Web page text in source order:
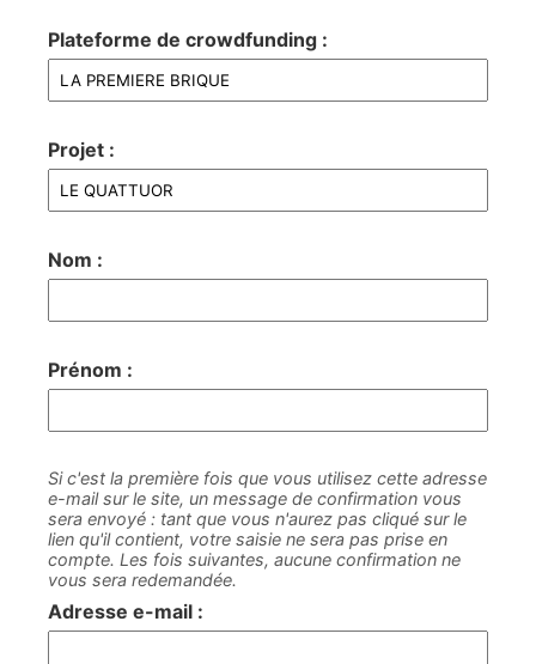
Plateforme de crowdfunding :
Projet :
Nom :
Prénom :
Si c'est la première fois que vous utilisez cette adresse
e-mail sur le site, un message de confirmation vous
sera envoyé : tant que vous n'aurez pas cliqué sur le
lien qu'il contient, votre saisie ne sera pas prise en
compte. Les fois suivantes, aucune confirmation ne
vous sera redemandée.
Adresse e-mail :